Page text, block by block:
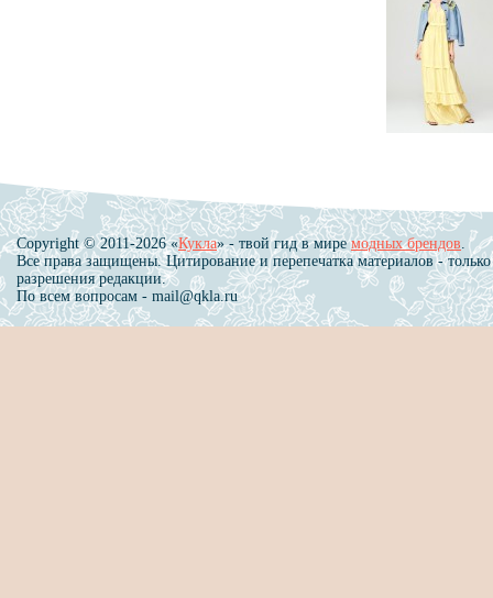
Copyright © 2011-2026 «Кукла» - твой гид в миремодных брендов
Все права защищены. Цитирование и перепечатка материалов - только
разрешения редакции.
По всем вопросам - mail@qkla.ru